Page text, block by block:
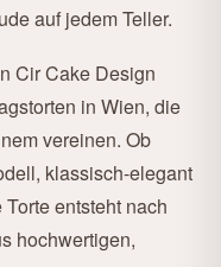
auf jedem Teller.
Cir Cake Design
in Wien, die
vereinen. Ob
klassisch-elegant
entsteht nach
hochwertigen,